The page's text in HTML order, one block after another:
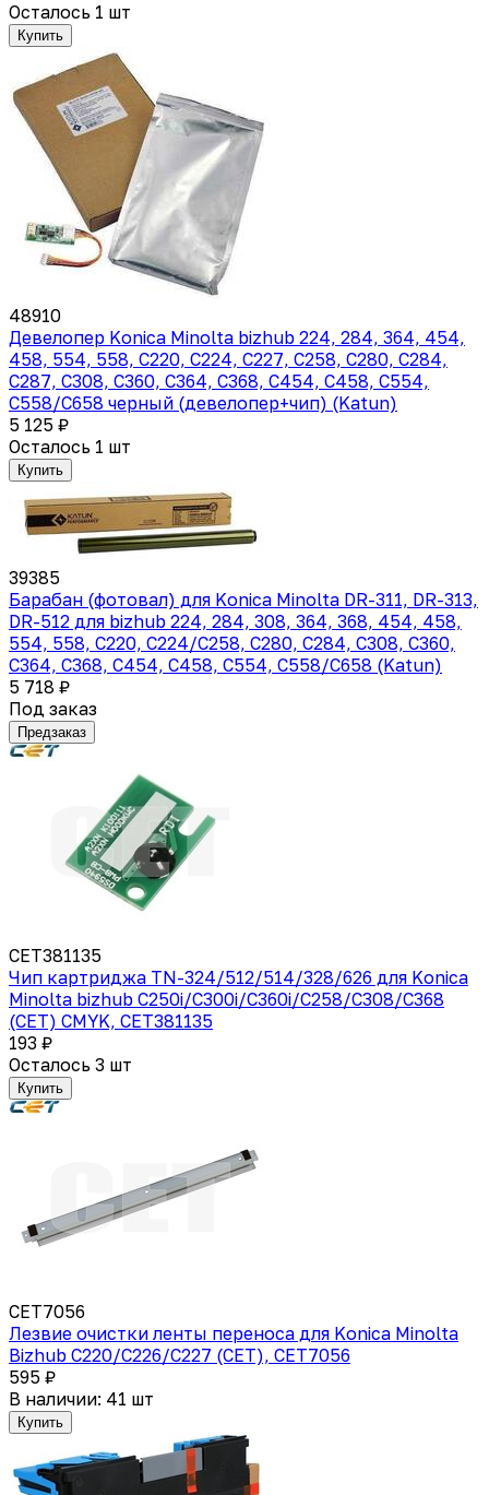
Осталось 1 шт
Купить
48910
Девелопер Konica Minolta bizhub 224, 284, 364, 454,
458, 554, 558, C220, C224, C227, C258, C280, C284,
C287, C308, C360, C364, C368, C454, C458, C554,
C558/C658 черный (девелопер+чип) (Katun)
5 125 ₽
Осталось 1 шт
Купить
39385
Барабан (фотовал) для Konica Minolta DR-311, DR-313,
DR-512 для bizhub 224, 284, 308, 364, 368, 454, 458,
554, 558, С220, C224/C258, С280, C284, C308, С360,
C364, C368, C454, C458, C554, C558/C658 (Katun)
5 718 ₽
Под заказ
Предзаказ
CET381135
Чип картриджа TN-324/512/514/328/626 для Konica
Minolta bizhub C250i/C300i/C360i/C258/C308/C368
(CET) CMYK, CET381135
193 ₽
Осталось 3 шт
Купить
CET7056
Лезвие очистки ленты переноса для Konica Minolta
Bizhub C220/C226/C227 (CET), CET7056
595 ₽
В наличии: 41 шт
Купить